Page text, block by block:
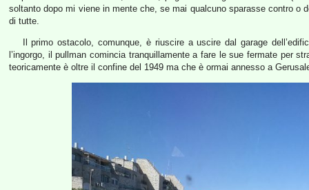
soltanto dopo mi viene in mente che, se mai qualcuno sparasse contro o
di tutte.
Il primo ostacolo, comunque, è riuscire a uscire dal garage
l’ingorgo, il pullman comincia tranquillamente a fare le sue fermate per
teoricamente è oltre il confine del 1949 ma che è ormai annesso a